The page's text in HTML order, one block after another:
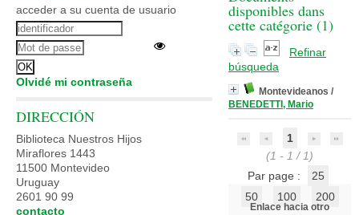
disponibles dans
cette catégorie (1)
Refinar
búsqueda
Montevideanos /
BENEDETTI, Mario
1
(1 - 1 / 1)
Par page :
25
50
100 200
Enlace hacia otro
acceder a su cuenta de usuario
Olvidé mi contraseña
DIRECCIÓN
Biblioteca Nuestros Hijos
Miraflores 1443
11500 Montevideo
Uruguay
2601 90 99
contacto